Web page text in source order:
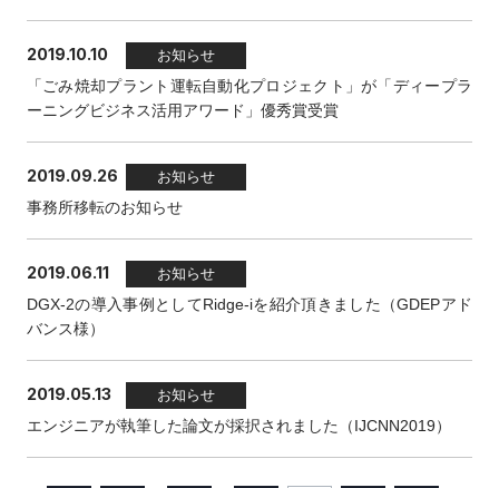
2019.10.10 お知らせ
「ごみ焼却プラント運転自動化プロジェクト」が「ディープラ
ーニングビジネス活用アワード」優秀賞受賞
2019.09.26 お知らせ
事務所移転のお知らせ
2019.06.11 お知らせ
DGX-2の導入事例としてRidge-iを紹介頂きました（GDEPアド
バンス様）
2019.05.13 お知らせ
エンジニアが執筆した論文が採択されました（IJCNN2019）